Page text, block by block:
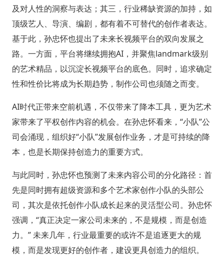
及对人性的洞察与表达；其三，行业稀缺资源的加持，如
顶级艺人、导演、编剧，都有着不可替代的创作者表达。
基于此，孙忠怀也提出了未来长视频平台的双向发展之
路。一方面，平台将继续拥抱AI，并聚焦landmark级别
的艺术精品，以沉淀长视频平台的底色。同时，追求确定
性和性价比将成为长期趋势，制作公司也须随之而变。
AI时代正带来空前机遇，不仅带来了降本工具，更为艺术
家带来了平权创作内容的机会。在孙忠怀看来，“小队”公
司会涌现，组织好“小队”发展创作业务，才是可持续的降
本，也是长期保持创造力的重要方式。
与此同时，孙忠怀也预测了未来内容公司的分化路径：首
先是同时拥有超级资源和多个艺术家创作小队的头部公
司，其次是依托创作小队成长起来的灵活型公司。孙忠怀
强调，“真正决定一家公司未来的，不是规模，而是创造
力。” 未来几年，行业最重要的或许不是追逐更大的规
模，而是发现更好的创作者，建设更具创造力的组织。